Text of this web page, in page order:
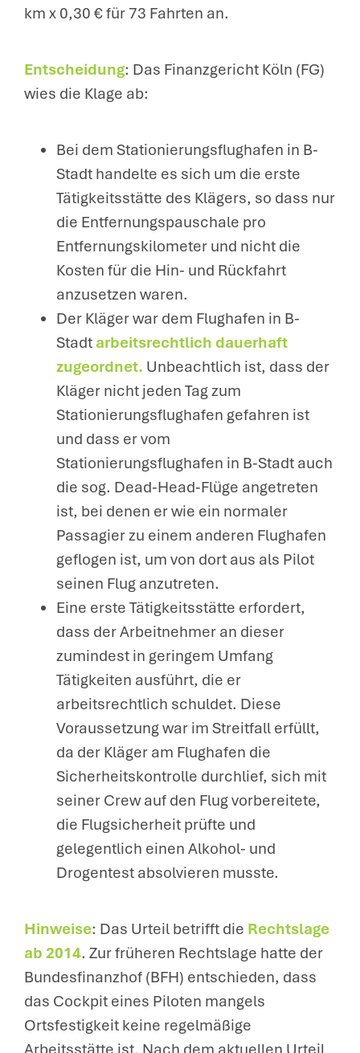
km x 0,30 € für 73 Fahrten an.
Entscheidung: Das Finanzgericht Köln (FG)
wies die Klage ab:
Bei dem Stationierungsflughafen in B-
Stadt handelte es sich um die erste
Tätigkeitsstätte des Klägers, so dass nur
die Entfernungspauschale pro
Entfernungskilometer und nicht die
Kosten für die Hin- und Rückfahrt
anzusetzen waren.
Der Kläger war dem Flughafen in B-
Stadt arbeitsrechtlich dauerhaft
zugeordnet. Unbeachtlich ist, dass der
Kläger nicht jeden Tag zum
Stationierungsflughafen gefahren ist
und dass er vom
Stationierungsflughafen in B-Stadt auch
die sog. Dead-Head-Flüge angetreten
ist, bei denen er wie ein normaler
Passagier zu einem anderen Flughafen
geflogen ist, um von dort aus als Pilot
seinen Flug anzutreten.
Eine erste Tätigkeitsstätte erfordert,
dass der Arbeitnehmer an dieser
zumindest in geringem Umfang
Tätigkeiten ausführt, die er
arbeitsrechtlich schuldet. Diese
Voraussetzung war im Streitfall erfüllt,
da der Kläger am Flughafen die
Sicherheitskontrolle durchlief, sich mit
seiner Crew auf den Flug vorbereitete,
die Flugsicherheit prüfte und
gelegentlich einen Alkohol- und
Drogentest absolvieren musste.
Hinweise: Das Urteil betrifft die Rechtslage
ab 2014. Zur früheren Rechtslage hatte der
Bundesfinanzhof (BFH) entschieden, dass
das Cockpit eines Piloten mangels
Ortsfestigkeit keine regelmäßige